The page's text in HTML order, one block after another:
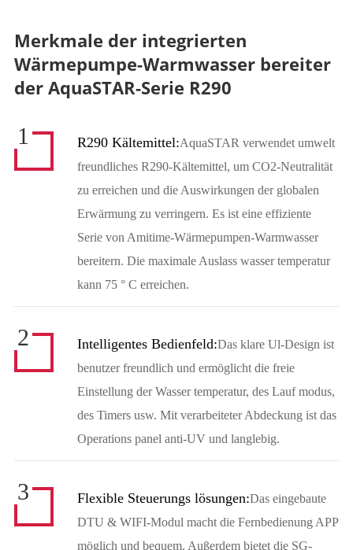
Merkmale der integrierten
Wärmepumpe-Warmwasser bereiter
der AquaSTAR-Serie R290
1 R290 Kältemittel:AquaSTAR verwendet umwelt
freundliches R290-Kältemittel, um CO2-Neutralität
zu erreichen und die Auswirkungen der globalen
Erwärmung zu verringern. Es ist eine effiziente
Serie von Amitime-Wärmepumpen-Warmwasser
bereitern. Die maximale Auslass wasser temperatur
kann 75 ° C erreichen.
2 Intelligentes Bedienfeld:Das klare Ul-Design ist
benutzer freundlich und ermöglicht die freie
Einstellung der Wasser temperatur, des Lauf modus,
des Timers usw. Mit verarbeiteter Abdeckung ist das
Operations panel anti-UV und langlebig.
3 Flexible Steuerungs lösungen:Das eingebaute
DTU & WIFI-Modul macht die Fernbedienung APP
möglich und bequem. Außerdem bietet die SG-